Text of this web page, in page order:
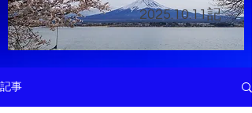
2025.10.11記
記事